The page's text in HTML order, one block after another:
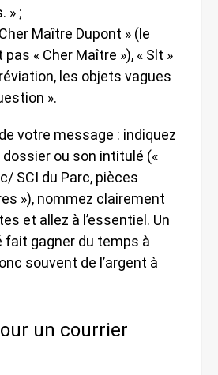
» ;
Maître Dupont » (le
« Cher Maître »), « Slt »
les objets vagues
».
votre message : indiquez
ou son intitulé («
SCI du Parc, pièces
»), nommez clairement
et allez à l’essentiel. Un
gagner du temps à
souvent de l’argent à
un courrier